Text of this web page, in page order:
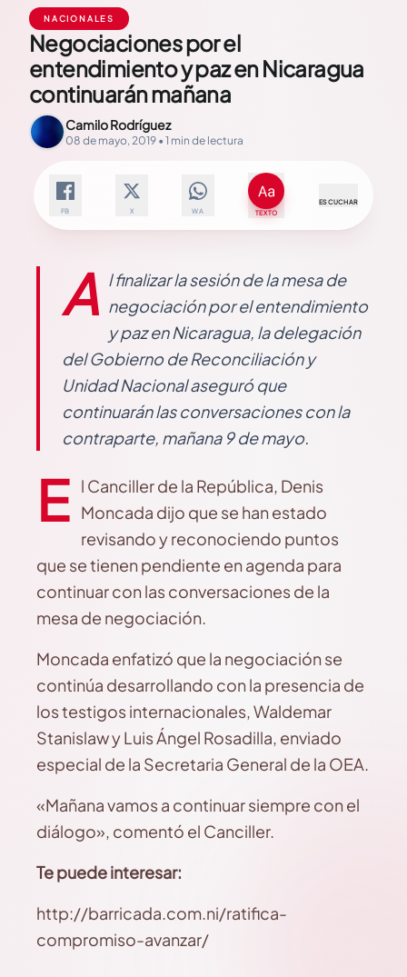
NACIONALES
Negociaciones por el
entendimiento y paz en Nicaragua
continuarán mañana
Camilo Rodríguez
08 de mayo, 2019 • 1 min de lectura
FB X WA TEXTO
ESCUCHAR
A l finalizar la sesión de la mesa de
negociación por el entendimiento
y paz en Nicaragua, la delegación
del Gobierno de Reconciliación y
Unidad Nacional aseguró que
continuarán las conversaciones con la
contraparte, mañana 9 de mayo.
E l Canciller de la República, Denis
Moncada dijo que se han estado
revisando y reconociendo puntos
que se tienen pendiente en agenda para
continuar con las conversaciones de la
mesa de negociación.
Moncada enfatizó que la negociación se
continúa desarrollando con la presencia de
los testigos internacionales, Waldemar
Stanislaw y Luis Ángel Rosadilla, enviado
especial de la Secretaria General de la OEA.
«Mañana vamos a continuar siempre con el
diálogo», comentó el Canciller.
Te puede interesar:
http://barricada.com.ni/ratifica-
compromiso-avanzar/